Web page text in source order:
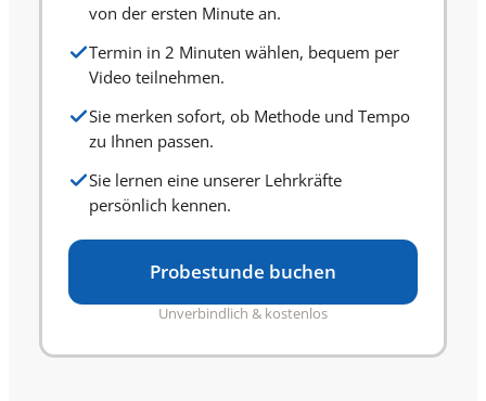
von der ersten Minute an.
Termin in 2 Minuten wählen, bequem per
Video teilnehmen.
Sie merken sofort, ob Methode und Tempo
zu Ihnen passen.
Sie lernen eine unserer Lehrkräfte
persönlich kennen.
Probestunde buchen
Unverbindlich & kostenlos